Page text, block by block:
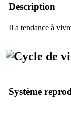
Description
Il a tendance à
Système